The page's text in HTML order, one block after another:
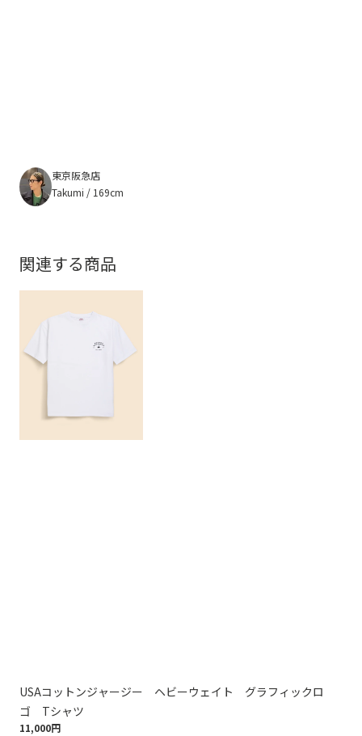
東京阪急店
Takumi / 169cm
関連する商品
USAコットンジャージー ヘビーウェイト グラフィックロ
ゴ Tシャツ
11,000円